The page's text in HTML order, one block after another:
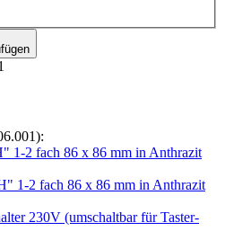
1-2 fach 86 x 86 mm in Anthrazit